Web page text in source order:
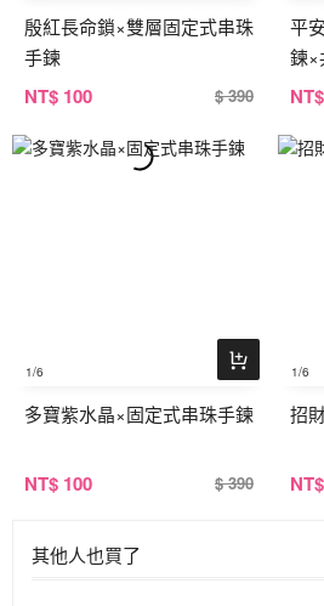
殷紅長命鎖×雙層固定式串珠
手鍊
NT$ 100 $ 390
平
鍊×
NT
1/6
多寶紫水晶×固定式串珠手鍊
NT$ 100 $ 390
1/6
招
NT
其他人也買了